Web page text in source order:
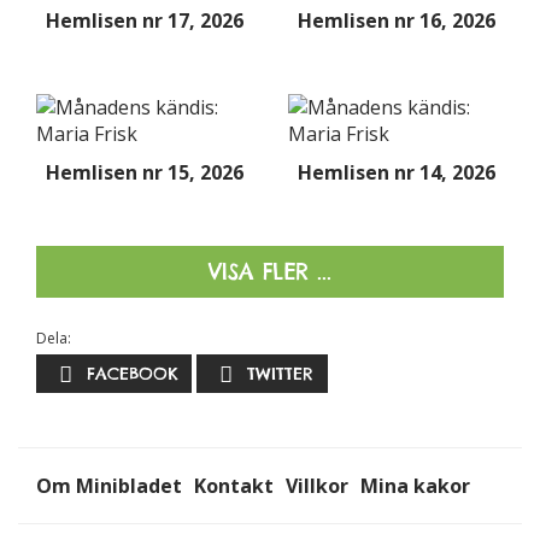
Hemlisen nr 17, 2026 Hemlisen nr 16, 2026
Hemlisen nr 15, 2026 Hemlisen nr 14, 2026
VISA FLER ...
Dela:
FACEBOOK TWITTER
Om Minibladet Kontakt Villkor Mina kakor
hemsidans
uppbyggnad,
baserat på
hur hemsidan
används.
prestera så
bra som
möjligt
du nekar de
här kakorna